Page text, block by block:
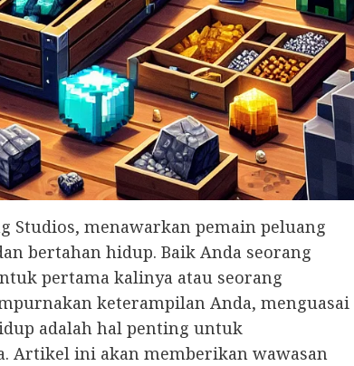
Studios, menawarkan pemain peluang
bertahan hidup. Baik Anda seorang
pertama kalinya atau seorang
keterampilan Anda, menguasai
adalah hal penting untuk
Artikel ini akan memberikan wawasan